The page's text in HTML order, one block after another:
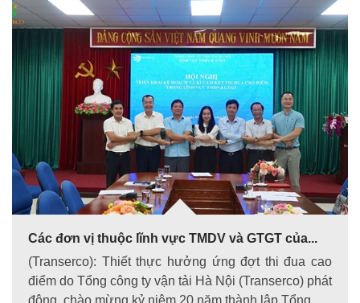
Các đơn vị thuộc lĩnh vực TMDV và GTGT của...
(Transerco): Thiết thực hưởng ứng đợt thi đua cao
điểm do Tổng công ty vận tải Hà Nội (Transerco) phát
động, chào mừng kỷ niệm 20 năm thành lập Tổng...